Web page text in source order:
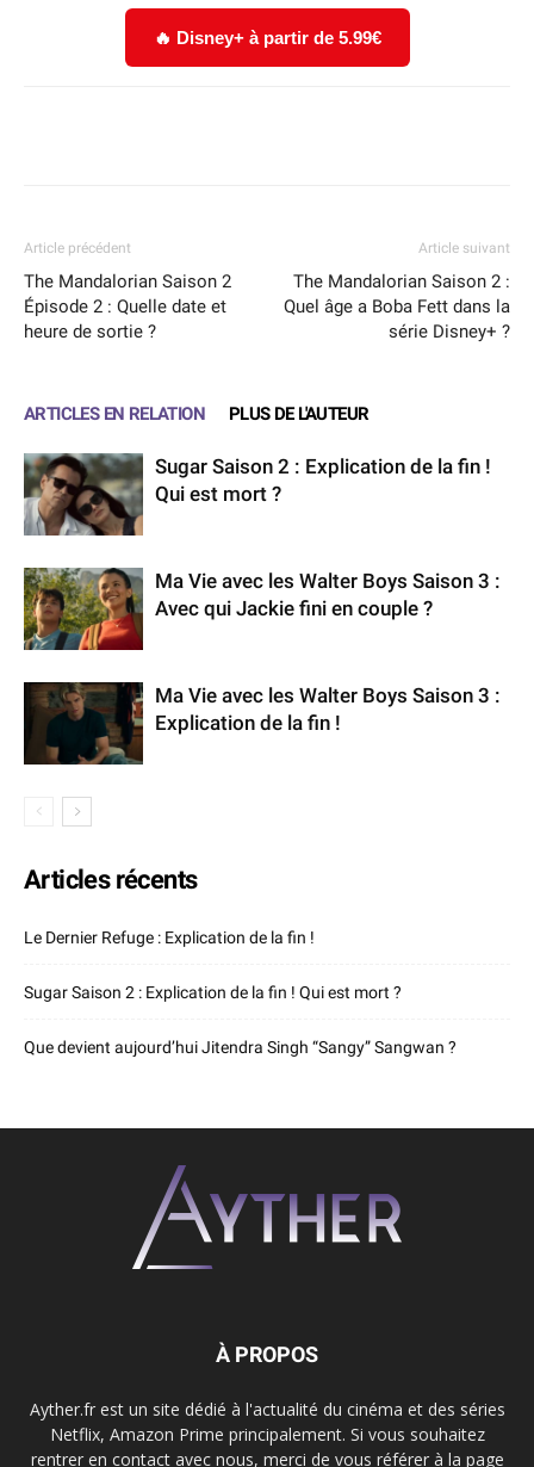
🔥 Disney+ à partir de 5.99€
Article précédent
The Mandalorian Saison 2
Épisode 2 : Quelle date et
heure de sortie ?
Article suivant
The Mandalorian Saison 2 :
Quel âge a Boba Fett dans la
série Disney+ ?
ARTICLES EN RELATION PLUS DE L'AUTEUR
Sugar Saison 2 : Explication de la fin !
Qui est mort ?
Ma Vie avec les Walter Boys Saison 3 :
Avec qui Jackie fini en couple ?
Ma Vie avec les Walter Boys Saison 3 :
Explication de la fin !
Articles récents
Le Dernier Refuge : Explication de la fin !
Sugar Saison 2 : Explication de la fin ! Qui est mort ?
Que devient aujourd’hui Jitendra Singh “Sangy” Sangwan ?
À PROPOS
Ayther.fr est un site dédié à l'actualité du cinéma et des séries
Netflix, Amazon Prime principalement. Si vous souhaitez
rentrer en contact avec nous, merci de vous référer à la page